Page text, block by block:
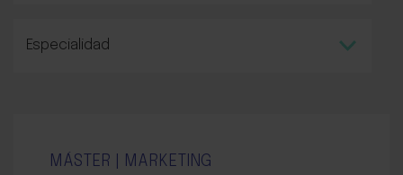
MÁSTER | MARKETING